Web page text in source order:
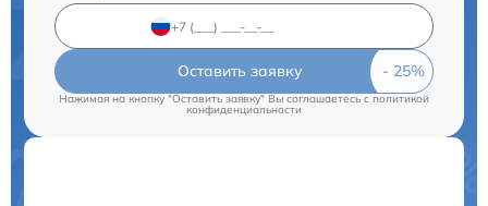
Оставить заявку
Нажимая на кнопку "Оставить заявку" Вы соглашаетесь c политикой
конфиденциальности